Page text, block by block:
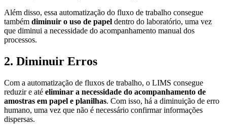
Além disso, essa automatização do fluxo de trabalho consegue
também diminuir o uso de papel dentro do laboratório, uma vez
que diminui a necessidade do acompanhamento manual dos
processos.
2. Diminuir Erros
Com a automatização de fluxos de trabalho, o LIMS consegue
reduzir e até eliminar a necessidade do acompanhamento de
amostras em papel e planilhas. Com isso, há a diminuição de erro
humano, uma vez que não é necessário confirmar informações
dispersas.